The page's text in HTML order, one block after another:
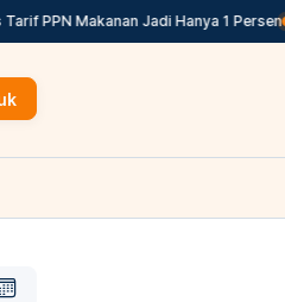
Makanan Jadi Hanya 1 Persen